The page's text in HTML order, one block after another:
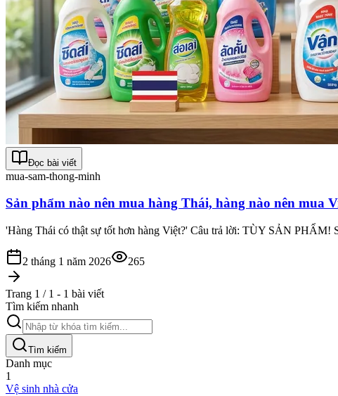
Đọc bài viết
mua-sam-thong-minh
Sản phẩm nào nên mua hàng Thái, hàng nào nên mua
'Hàng Thái có thật sự tốt hơn hàng Việt?' Câu trả lời: TÙY SẢN PHẨM!
2 tháng 1 năm 2026 265
Trang 1 / 1 - 1 bài viết
Tìm kiếm nhanh
Tìm kiếm
Danh mục
1
Vệ sinh nhà cửa